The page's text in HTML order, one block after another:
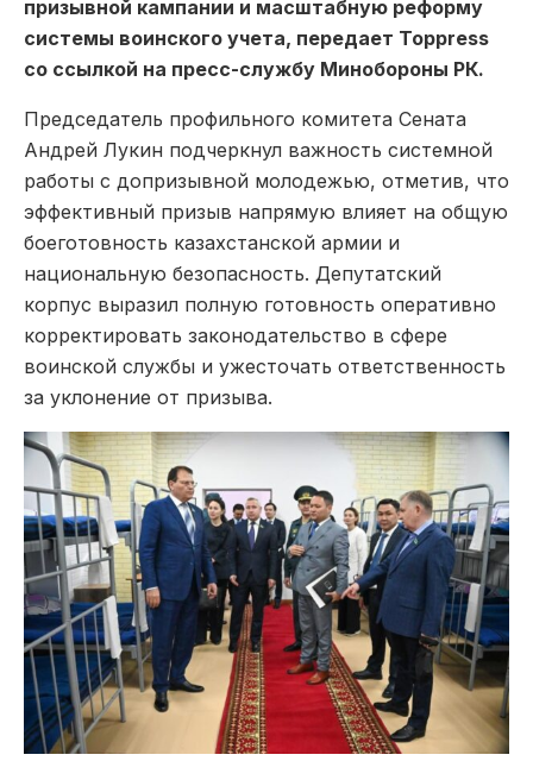
призывной кампании и масштабную реформу
системы воинского учета, передает Toppress
со ссылкой на пресс-службу Минобороны РК.
Председатель профильного комитета Сената
Андрей Лукин подчеркнул важность системной
работы с допризывной молодежью, отметив, что
эффективный призыв напрямую влияет на общую
боеготовность казахстанской армии и
национальную безопасность. Депутатский
корпус выразил полную готовность оперативно
корректировать законодательство в сфере
воинской службы и ужесточать ответственность
за уклонение от призыва.